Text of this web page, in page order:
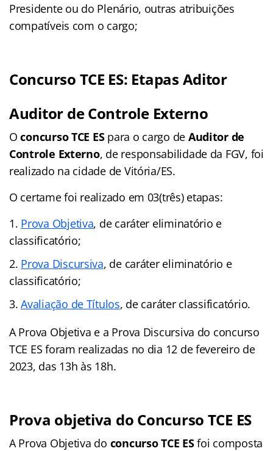
Presidente ou do Plenário, outras atribuições
compatíveis com o cargo;
Concurso TCE ES: Etapas Aditor
Auditor de Controle Externo
O concurso TCE ESpara o cargo de Auditor de
Controle Externo, de responsabilidade da FGV, foi
realizado na cidade de Vitória/ES.
O certame foi realizado em 03(três) etapas:
Prova Objetiva, de caráter eliminatório e
classificatório;
Prova Discursiva, de caráter eliminatório e
classificatório;
Avaliação de Títulos, de caráter classificatório.
A Prova Objetiva e a Prova Discursiva do concurso
TCE ES foram realizadas no dia 12 de fevereiro de
2023, das 13h às 18h.
Prova objetiva do Concurso TCE ES
A Prova Objetiva do concurso TCE ESfoi composta